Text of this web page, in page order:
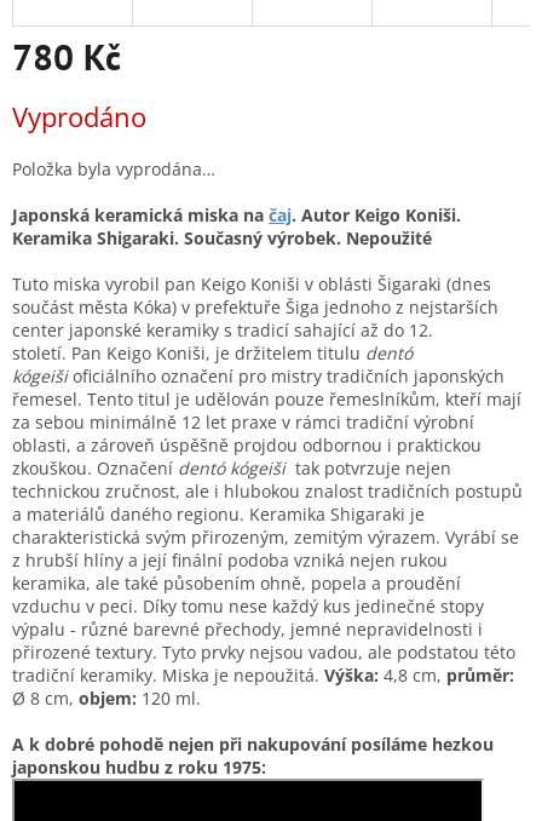
780 Kč
cena:
Vyprodáno
Položka byla vyprodána…
Japonská keramická miska na čaj. Autor Keigo Koniši.
Keramika Shigaraki. Současný výrobek. Nepoužité
Tuto miska vyrobil pan Keigo Koniši v oblásti Šigaraki (dnes
součást města Kóka) v prefektuře Šiga jednoho z nejstarších
center japonské keramiky s tradicí sahající až do 12.
století. Pan Keigo Koniši, je držitelem titulu dentó
kógeiši oficiálního označení pro mistry tradičních japonských
řemesel. Tento titul je udělován pouze řemeslníkům, kteří mají
za sebou minimálně 12 let praxe v rámci tradiční výrobní
oblasti, a zároveň úspěšně projdou odbornou i praktickou
zkouškou. Označení dentó kógeiši tak potvrzuje nejen
technickou zručnost, ale i hlubokou znalost tradičních postupů
a materiálů daného regionu. Keramika Shigaraki je
charakteristická svým přirozeným, zemitým výrazem. Vyrábí se
z hrubší hlíny a její finální podoba vzniká nejen rukou
keramika, ale také působením ohně, popela a proudění
vzduchu v peci. Díky tomu nese každý kus jedinečné stopy
výpalu - různé barevné přechody, jemné nepravidelnosti i
přirozené textury. Tyto prvky nejsou vadou, ale podstatou této
tradiční keramiky. Miska je nepoužitá. Výška: 4,8 cm, průměr:
Ø 8 cm, objem: 120 ml.
A k dobré pohodě nejen při nakupování posíláme hezkou
japonskou hudbu z roku 1975: